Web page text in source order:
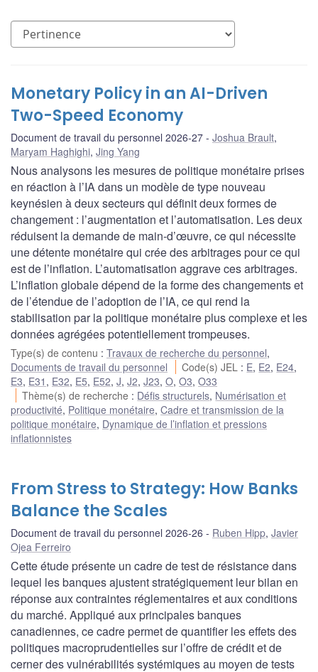
Monetary Policy in an AI-Driven
Two-Speed Economy
Document de travail du personnel 2026-27 Joshua Brault,
Maryam Haghighi, Jing Yang
Nous analysons les mesures de politique monétaire prises
en réaction à l’IA dans un modèle de type nouveau
keynésien à deux secteurs qui définit deux formes de
changement : l’augmentation et l’automatisation. Les deux
réduisent la demande de main-d’œuvre, ce qui nécessite
une détente monétaire qui crée des arbitrages pour ce qui
est de l’inflation. L’automatisation aggrave ces arbitrages.
L’inflation globale dépend de la forme des changements et
de l’étendue de l’adoption de l’IA, ce qui rend la
stabilisation par la politique monétaire plus complexe et les
données agrégées potentiellement trompeuses.
Type(s) de contenu : Travaux de recherche du personnel,
Documents de travail du personnel
Code(s) JEL : E, E2, E24,
E3, E31 , E32, E5, E52, J, J2, J23, O, O3, O33
Thème(s) de recherche : Défis structurels, Numérisation et
productivité, Politique monétaire, Cadre et transmission de la
politique monétaire, Dynamique de l’inflation et pressions
inflationnistes
From Stress to Strategy: How Banks
Balance the Scales
Document de travail du personnel 2026-26 Ruben Hipp, Javier
Ojea Ferreiro
Cette étude présente un cadre de test de résistance dans
lequel les banques ajustent stratégiquement leur bilan en
réponse aux contraintes réglementaires et aux conditions
du marché. Appliqué aux principales banques
canadiennes, ce cadre permet de quantifier les effets des
politiques macroprudentielles sur l’offre de crédit et de
cerner des vulnérabilités systémiques au moyen de tests